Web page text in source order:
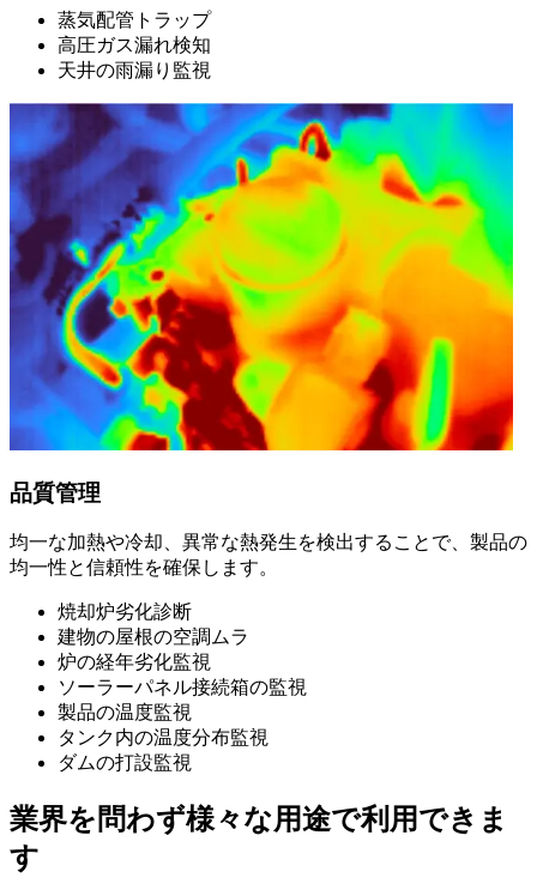
蒸気配管トラップ
高圧ガス漏れ検知
天井の雨漏り監視
品質管理
均一な加熱や冷却、異常な熱発生を検出することで、製品の
均一性と信頼性を確保します。
焼却炉劣化診断
建物の屋根の空調ムラ
炉の経年劣化監視
ソーラーパネル接続箱の監視
製品の温度監視
タンク内の温度分布監視
ダムの打設監視
業界を問わず様々な用途で利用できま
す